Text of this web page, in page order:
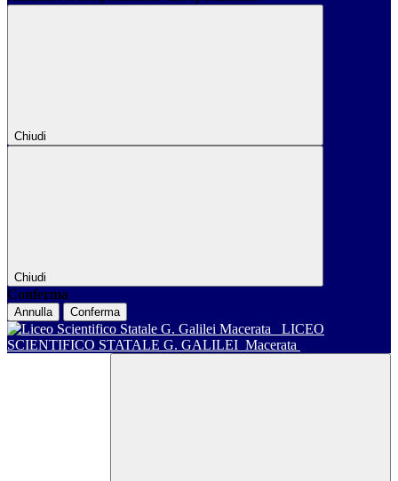
Chiudi
Chiudi
Conferma
Annulla Conferma
LICEO
SCIENTIFICO STATALE G. GALILEI Macerata